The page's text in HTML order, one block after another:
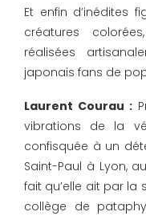
Et enfin d’inédites
créatures
réalisées
japonais fans de
Laurent Courau :
vibrations de la
confisquée à un
Saint-Paul à Lyon,
fait qu’elle ait par
collège de